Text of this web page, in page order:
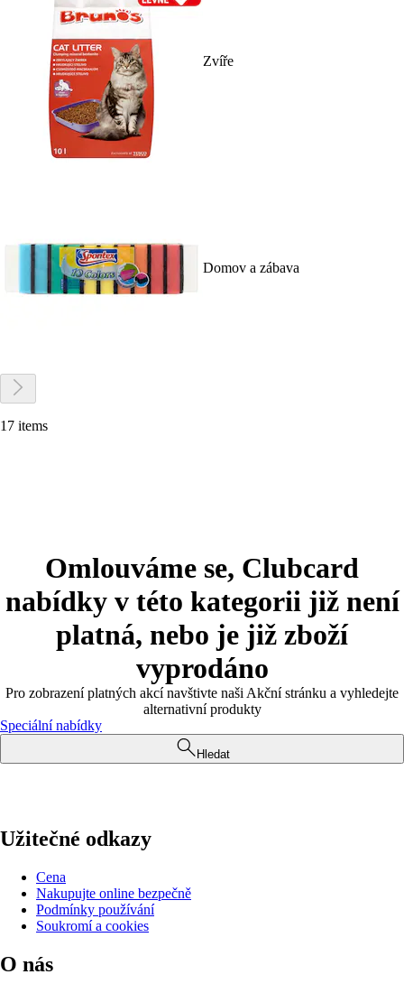
Zvíře
Domov a zábava
17 items
Omlouváme se, Clubcard
nabídky v této kategorii již není
platná, nebo je již zboží
vyprodáno
Pro zobrazení platných akcí navštivte naši Akční stránku a vyhledejte
alternativní produkty
Speciální nabídky
Hledat
Užitečné odkazy
Cena
Nakupujte online bezpečně
Podmínky používání
Soukromí a cookies
O nás